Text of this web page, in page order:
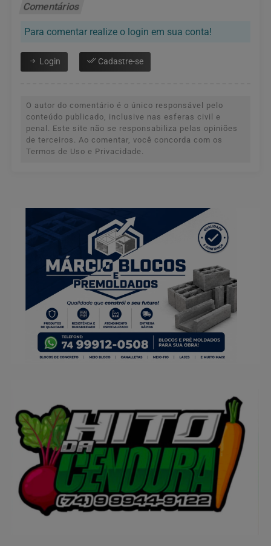
Comentários
Para comentar realize o login em sua conta!
Login Cadastre-se
O autor do comentário é o único responsável pelo
conteúdo publicado, inclusive nas esferas civil e
penal. Este site não se responsabiliza pelas opiniões
de terceiros. Ao comentar, você concorda com os
Termos de Uso e Privacidade.